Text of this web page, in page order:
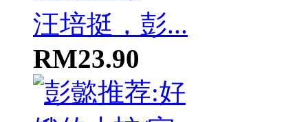
汪培挺，彭...
RM23.90